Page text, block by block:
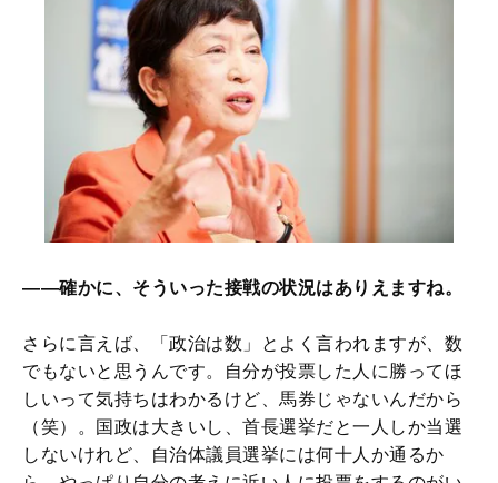
――確かに、そういった接戦の状況はありえますね。
さらに言えば、「政治は数」とよく言われますが、数
でもないと思うんです。自分が投票した人に勝ってほ
しいって気持ちはわかるけど、馬券じゃないんだから
（笑）。国政は大きいし、首長選挙だと一人しか当選
しないけれど、自治体議員選挙には何十人か通るか